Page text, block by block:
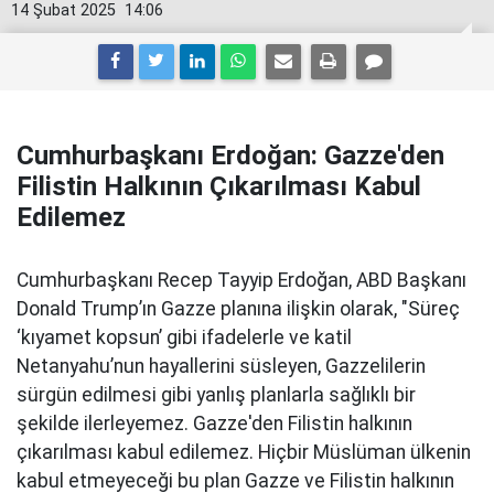
14:06
14 Şubat 2025
Cumhurbaşkanı Erdoğan: Gazze'den
Filistin Halkının Çıkarılması Kabul
Edilemez
Cumhurbaşkanı Recep Tayyip Erdoğan, ABD Başkanı
Donald Trump’ın Gazze planına ilişkin olarak, "Süreç
‘kıyamet kopsun’ gibi ifadelerle ve katil
Netanyahu’nun hayallerini süsleyen, Gazzelilerin
sürgün edilmesi gibi yanlış planlarla sağlıklı bir
şekilde ilerleyemez. Gazze'den Filistin halkının
çıkarılması kabul edilemez. Hiçbir Müslüman ülkenin
kabul etmeyeceği bu plan Gazze ve Filistin halkının